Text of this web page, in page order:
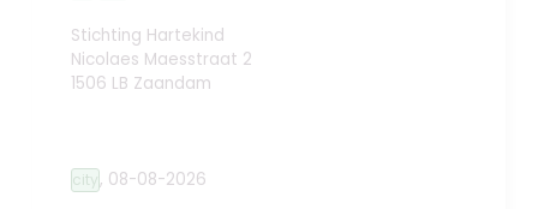
Stichting Hartekind
Nicolaes Maesstraat 2
1506 LB Zaandam
city, 08-08-2026